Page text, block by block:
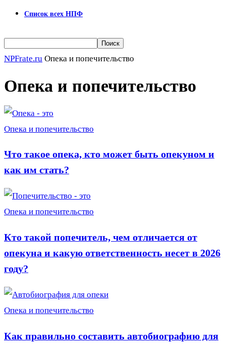
Список всех НПФ
NPFrate.ru Опека и попечительство
Опека и попечительство
Опека и попечительство
Что такое опека, кто может быть опекуном и
как им стать?
Опека и попечительство
Кто такой попечитель, чем отличается от
опекуна и какую ответственность несет в 2026
году?
Опека и попечительство
Как правильно составить автобиографию для